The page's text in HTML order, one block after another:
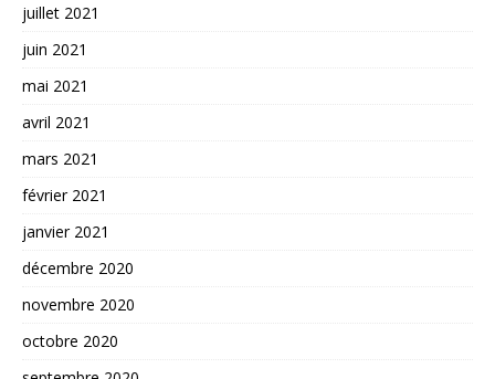
juillet 2021
juin 2021
mai 2021
avril 2021
mars 2021
février 2021
janvier 2021
décembre 2020
novembre 2020
octobre 2020